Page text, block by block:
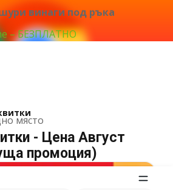
винаги под ръка
– БЕЗПЛАТНО
място
- Цена Август
промоция)